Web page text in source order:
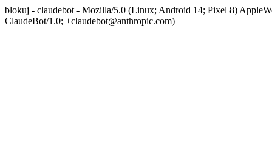
blokuj - claudebot - Mozilla/5.0 (Linux; Android 14; Pixel 8)
ClaudeBot/1.0; +claudebot@anthropic.com)